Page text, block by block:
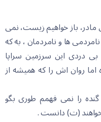
مادر، باز خواهیم زیست، نمی
ها و نامردمان ، به که
بی دردی این سرزمین سراپا
اما روان اش را که همیشه از
را نمی فهمم طوری بگو
(ت) دانست .